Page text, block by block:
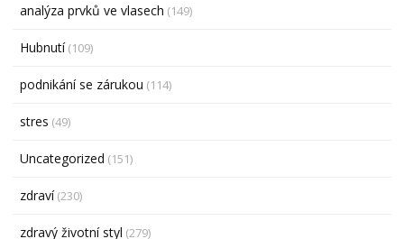
analýza prvků ve vlasech (149)
Hubnutí(109)
podnikání se zárukou (114)
stres (49)
Uncategorized (151)
zdraví(230)
zdravý životní styl (279)